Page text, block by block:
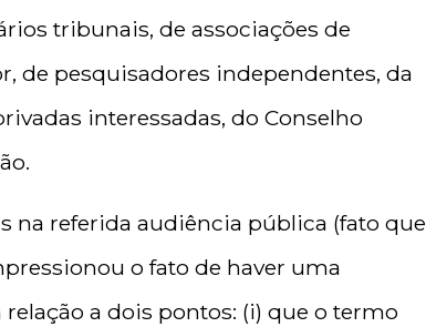
tribunais, de associações de
de pesquisadores independentes, da
interessadas, do Conselho
na referida audiência pública (fato que
o fato de haver uma
a dois pontos: (i) que o termo